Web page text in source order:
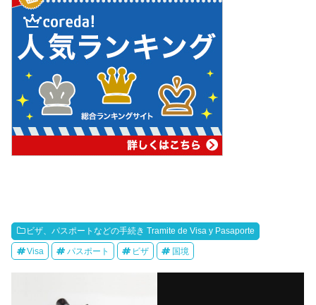
ビザ、パスポートなどの手続き Tramite de Visa y Pasaporte
Visa パスポート ビザ 国境